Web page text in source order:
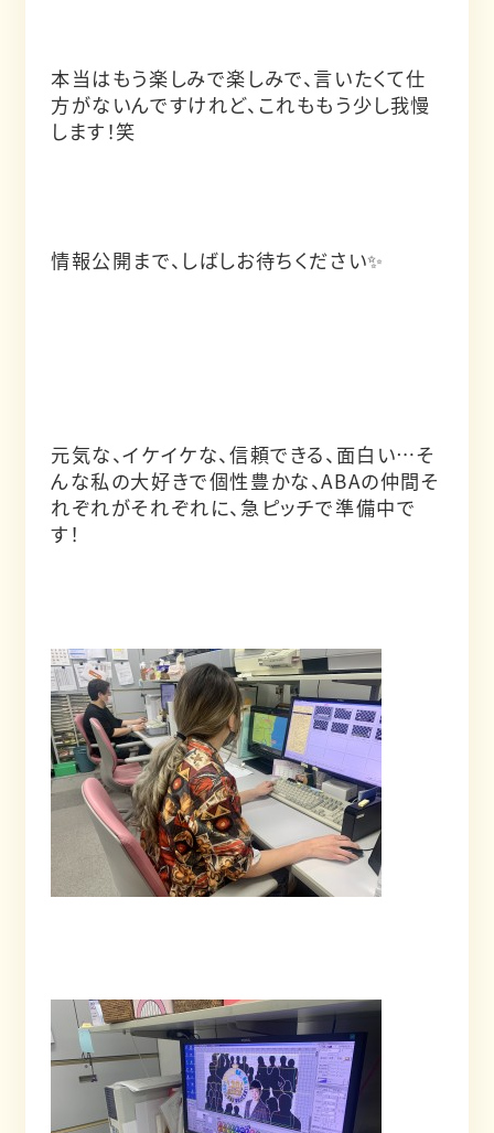
本当はもう楽しみで楽しみで、言いたくて仕
方がないんですけれど、これももう少し我慢
します！笑
情報公開まで、しばしお待ちください✨
元気な、イケイケな、信頼できる、面白い…そ
んな私の大好きで個性豊かな、ABAの仲間そ
れぞれがそれぞれに、急ピッチで準備中で
す！